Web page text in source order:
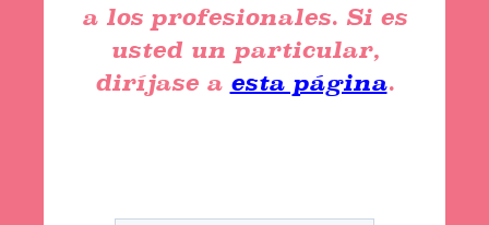
a los profesionales. Si es
usted un particular,
diríjase a esta página.